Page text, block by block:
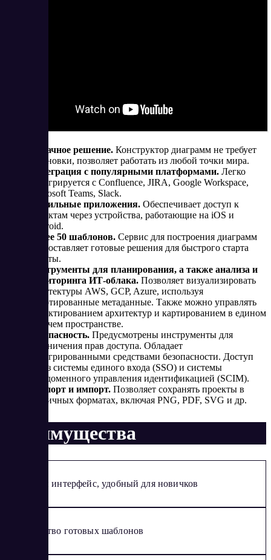
Облачное решение. Конструктор диаграмм не требует
установки, позволяет работать из любой точки мира.
Интеграция с популярными платформами. Легко
интегрируется с Confluence, JIRA, Google Workspace,
Microsoft Teams, Slack.
Мобильные приложения. Обеспечивает доступ к
проектам через устройства, работающие на iOS и
Android.
Более 50 шаблонов. Сервис для построения диаграмм
предоставляет готовые решения для быстрого старта
работы.
Инструменты для планирования, а также анализа и
мониторинга ИТ-облака. Позволяет визуализировать
архитектуры AWS, GCP, Azure, используя
аннотированные метаданные. Также можно управлять
проектированием архитектур и картированием в едином
рабочем пространстве.
Безопасность. Предусмотрены инструменты для
ограничения прав доступа. Обладает
интегрированными средствами безопасности. Доступ
через системы единого входа (SSO) и системы
междоменного управления идентификацией (SCIM).
Экспорт и импорт. Позволяет сохранять проекты в
различных форматах, включая PNG, PDF, SVG и др.
Преимущества
Простой интерфейс, удобный для новичков
Множество готовых шаблонов